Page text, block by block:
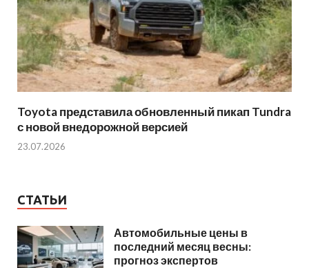
Toyota представила обновленный пикап Tundra
с новой внедорожной версией
23.07.2026
СТАТЬИ
Автомобильные цены в
последний месяц весны:
прогноз экспертов